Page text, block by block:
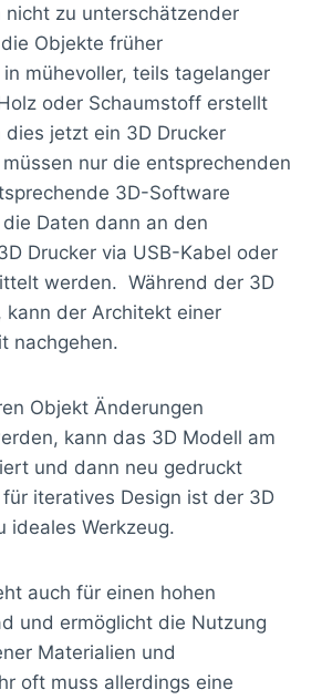
nicht zu unterschätzender
Objekte früher
mühevoller, teils tagelanger
oder Schaumstoff erstellt
jetzt ein 3D Drucker
nur die entsprechenden
3D-Software
Daten dann an den
Drucker via USB-Kabel oder
werden. Während der 3D
kann der Architekt einer
nachgehen.
Objekt Änderungen
kann das 3D Modell am
und dann neu gedruckt
iteratives Design ist der 3D
ideales Werkzeug.
auch für einen hohen
und ermöglicht die Nutzung
Materialien und
oft muss allerdings eine